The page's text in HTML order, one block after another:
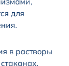
для
в растворы